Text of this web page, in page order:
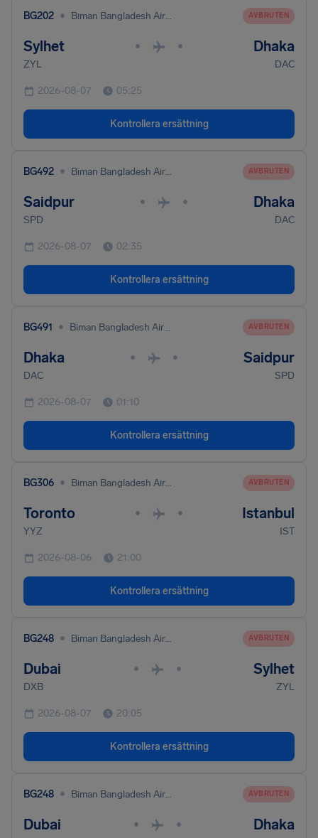
BG202 • Biman Bangladesh Airlines AVBRUTEN
Sylhet • • Dhaka
ZYL DAC
2026-08-07 05:25
Kontrollera ersättning
BG492 • Biman Bangladesh Airlines AVBRUTEN
Saidpur • • Dhaka
SPD DAC
2026-08-07 02:35
Kontrollera ersättning
BG491 • Biman Bangladesh Airlines AVBRUTEN
Dhaka • • Saidpur
DAC SPD
2026-08-07 01:10
Kontrollera ersättning
BG306 • Biman Bangladesh Airlines AVBRUTEN
Toronto • • Istanbul
YYZ IST
2026-08-06 21:00
Kontrollera ersättning
BG248 • Biman Bangladesh Airlines AVBRUTEN
Dubai • • Sylhet
DXB ZYL
2026-08-07 20:05
Kontrollera ersättning
BG248 • Biman Bangladesh Airlines AVBRUTEN
Dubai • • Dhaka